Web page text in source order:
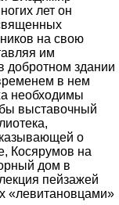
лет он
на свою
им
добротном здании
в нем
необходимы
выставочный
о
Косярумов на
дом в
пейзажей
«левитановцами»